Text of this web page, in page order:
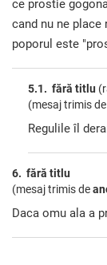
ce prostie
cand nu ne place
poporul este
5.1. fără titlu
(mesaj trimis de
Regulile îl
6. fără titlu
(mesaj trimis de
Daca omu ala a